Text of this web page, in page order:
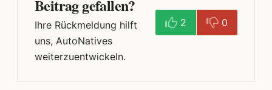
Beitrag gefallen?
Ihre Rückmeldung hilft
uns, AutoNatives
weiterzuentwickeln.
2 0